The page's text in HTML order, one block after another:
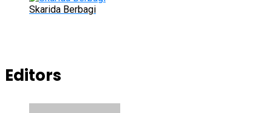
Skarida Berbagi
Editors